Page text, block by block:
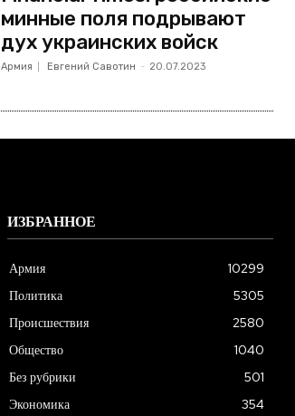
минные поля подрывают
дух украинских войск
Армия Евгений Савотин - 20.07.2023
ИЗБРАННОЕ
Армия
10299
Политика
5305
Происшествия
2580
Общество
1040
Без рубрики
501
Экономика
354